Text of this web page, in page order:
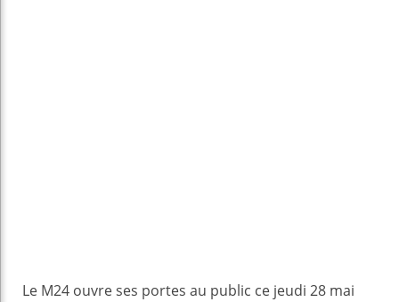
Le M24 ouvre ses portes au public ce jeudi 28 mai